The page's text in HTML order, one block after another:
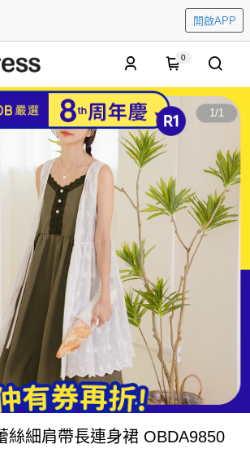
開啟APP
0
1/1
絲細肩帶長連身裙 OBDA9850